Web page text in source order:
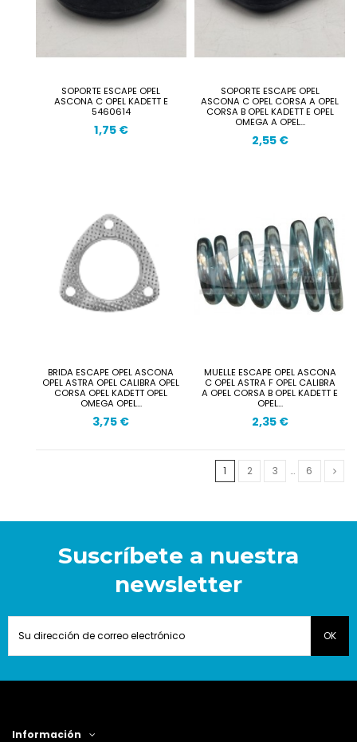
SOPORTE ESCAPE OPEL
ASCONA C OPEL KADETT E
5460614
1,75 €
SOPORTE ESCAPE OPEL
ASCONA C OPEL CORSA A OPEL
CORSA B OPEL KADETT E OPEL
OMEGA A OPEL...
2,55 €
BRIDA ESCAPE OPEL ASCONA
OPEL ASTRA OPEL CALIBRA OPEL
CORSA OPEL KADETT OPEL
OMEGA OPEL...
3,75 €
MUELLE ESCAPE OPEL ASCONA
C OPEL ASTRA F OPEL CALIBRA
A OPEL CORSA B OPEL KADETT E
OPEL...
2,35 €
1 2 3 … 6
Suscríbete a nuestra
newsletter
Información